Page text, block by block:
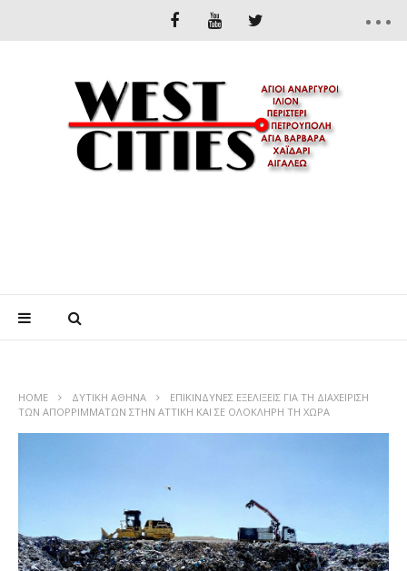
HOME ΔΥΤΙΚΉ ΑΘΉΝΑ
ΕΠΙΚΙΝΔΥΝΕΣ ΕΞΕΛΙΞΕΙΣ ΓΙΑ ΤΗ ΔΙΑΧΕΙΡΙΣΗ
ΤΩΝ ΑΠΟΡΡΙΜΜΑΤΩΝ ΣΤΗΝ ΑΤΤΙΚΗ ΚΑΙ ΣΕ ΟΛΟΚΛΗΡΗ ΤΗ ΧΩΡΑ